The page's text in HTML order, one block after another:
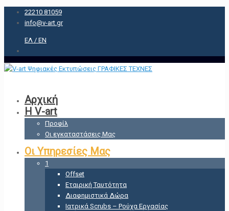
22210 81059
info@v-art.gr
EΛ / ΕΝ
Αρχική
Η V-art
Προφίλ
Οι εγκαταστάσεις Μας
Οι Υπηρεσίες Μας
1
Offset
Εταιρική Ταυτότητα
Διαφημιστικά Δώρα
Ιατρικά Scrubs – Ρούχα Εργασίας